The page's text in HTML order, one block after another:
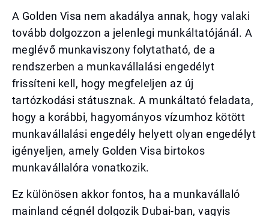
A Golden Visa nem akadálya annak, hogy valaki
tovább dolgozzon a jelenlegi munkáltatójánál. A
meglévő munkaviszony folytatható, de a
rendszerben a munkavállalási engedélyt
frissíteni kell, hogy megfeleljen az új
tartózkodási státusznak. A munkáltató feladata,
hogy a korábbi, hagyományos vízumhoz kötött
munkavállalási engedély helyett olyan engedélyt
igényeljen, amely Golden Visa birtokos
munkavállalóra vonatkozik.
Ez különösen akkor fontos, ha a munkavállaló
mainland cégnél dolgozik Dubai-ban, vagyis